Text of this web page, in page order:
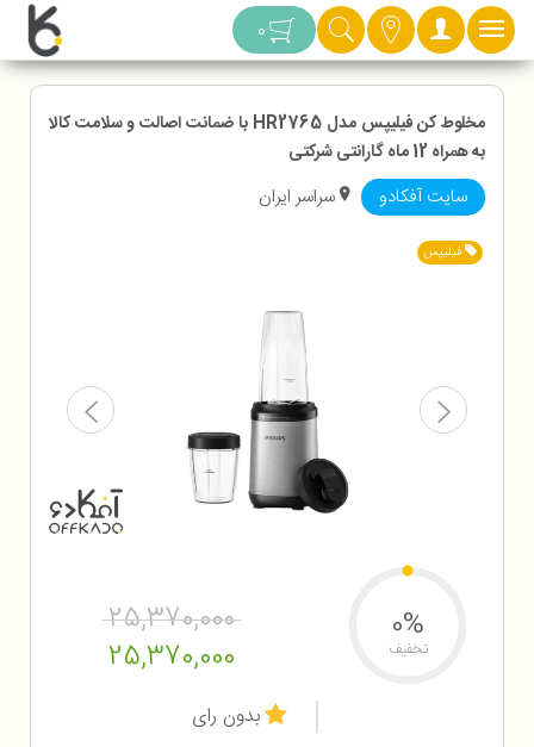
دسته بندی 0
مخلوط کن فیلیپس مدل HR2765 با ضمانت اصالت و سلامت کالا
به همراه 12 ماه گارانتی شرکتی
سایت آفکادو سراسر ایران
فیلیپس
25,370,000
25,370,000
0%
تخفیف
بدون رای